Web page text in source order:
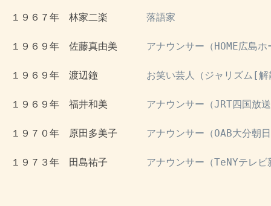
１９６７年　林家二楽 落語家
１９６９年　佐藤真由美 アナウンサー（HOME広島
１９６９年　渡辺鐘 お笑い芸人（ジャリズム[
１９６９年　福井和美 アナウンサー（JRT四国放
１９７０年　原田多美子 アナウンサー（OAB大分朝
１９７３年　田島祐子 アナウンサー（TeNYテレビ